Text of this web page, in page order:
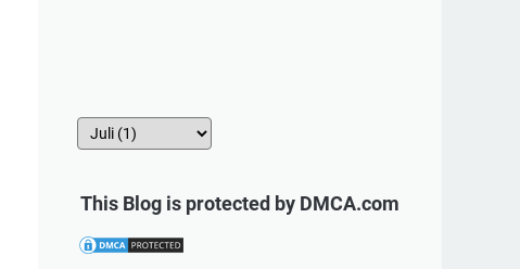
This Blog is protected by DMCA.com